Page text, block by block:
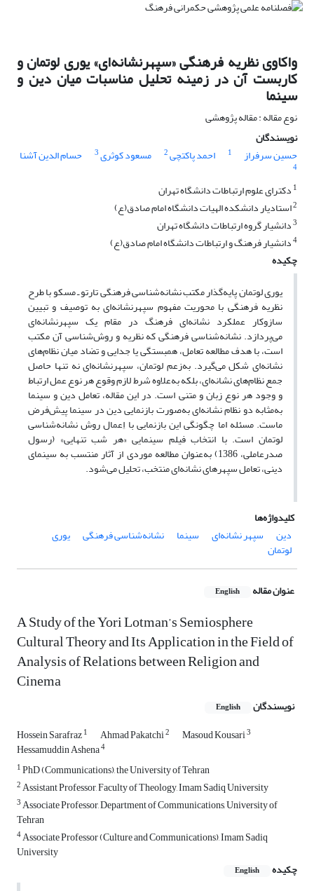
واکاوی نظریه فرهنگی «سپهرنشانه‌ای» یوری لوتمان و
کاربست آن در زمینه تحلیل مناسبات میان دین و
سینما
نوع مقاله : مقاله پژوهشی
نویسندگان
حسین سرفراز
1 احمد پاکتچی2 مسعود کوثری3 حسام الدین آشنا
4
1 دکترای علوم ارتباطات دانشگاه تهران
2استادیار دانشکده الهیات دانشگاه امام صادق(ع)
3دانشیار گروه ارتباطات دانشگاه تهران
4دانشیار فرهنگ و ارتباطات دانشگاه امام صادق(ع)
چکیده
یوری لوتمان پایه‌گذار مکتب نشانه‌شناسی فرهنگی تارتو ـ مسکو با طرح
نظریه فرهنگی با محوریت مفهوم سپهرنشانه‌ای به توصیف و تبیین
سازوکار عملکرد نشانه‌ای فرهنگ در مقام یک سپهرنشانه‌ای
می‌پردازد. نشانه‌شناسی فرهنگی که نظریه و روش‌شناسی آن مکتب
است، با هدف مطالعه تعامل، همبستگی یا جدایی و تضاد میان نظام‌های
نشانه‌ای شکل می‌گیرد. به‌زعم لوتمان، سپهرنشانه‌ای نه تنها حاصل
جمع نظام‌های نشانه‌ای، بلکه به‌علاوه شرط لازم وقوع هر نوع عمل ارتباط
و وجود هر نوع زبان و متنی است. در این مقاله، تعامل دین و سینما
به‌مثابه دو نظام نشانه‌ای به‌صورت بازنمایی دین در سینما پیش‌فرض
ماست. مسئله اما چگونگی این بازنمایی با اِعمال روش نشانه‌شناسی
لوتمان است. با انتخاب فیلم سینمایی «هر شب تنهایی» (رسول
صدرعاملی، 1386) به‌عنوان مطالعه موردی از آثار منتسب به سینمای
دینی، تعامل سپهر‌های نشانه‌ای منتخب، تحلیل می‌شود.
کلیدواژه‌ها
دین
سپهر نشانه‌ای سینما نشانه‌شناسی فرهنگی یوری
لوتمان
عنوان مقاله English
A Study of the Yori Lotman’s Semiosphere
Cultural Theory and Its Application in the Field of
Analysis of Relations between Religion and
Cinema
نویسندگان English
Hossein Sarafraz1 Ahmad Pakatchi2 Masoud Kousari3
Hessamuddin Ashena4
1PhD (Communications), the University of Tehran
2Assistant Professor, Faculty of Theology, Imam Sadiq University
3Associate Professor, Department of Communications, University of
Tehran
4Associate Professor (Culture and Communications), Imam Sadiq
University
چکیده
English